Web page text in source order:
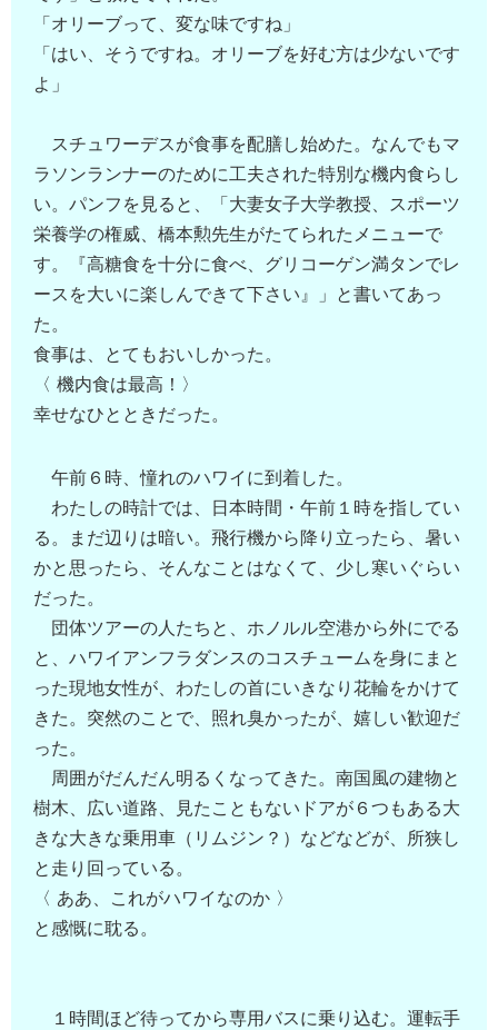
「オリーブって、変な味ですね」
「はい、そうですね。オリーブを好む方は少ないです
よ」
スチュワーデスが食事を配膳し始めた。なんでもマ
ラソンランナーのために工夫された特別な機内食らし
い。パンフを見ると、「大妻女子大学教授、スポーツ
栄養学の権威、橋本勲先生がたてられたメニューで
す。『高糖食を十分に食べ、グリコーゲン満タンでレ
ースを大いに楽しんできて下さい』」と書いてあっ
た。
食事は、とてもおいしかった。
〈 機内食は最高！〉
幸せなひとときだった。
午前６時、憧れのハワイに到着した。
わたしの時計では、日本時間・午前１時を指してい
る。まだ辺りは暗い。飛行機から降り立ったら、暑い
かと思ったら、そんなことはなくて、少し寒いぐらい
だった。
団体ツアーの人たちと、ホノルル空港から外にでる
と、ハワイアンフラダンスのコスチュームを身にまと
った現地女性が、わたしの首にいきなり花輪をかけて
きた。突然のことで、照れ臭かったが、嬉しい歓迎だ
った。
周囲がだんだん明るくなってきた。南国風の建物と
樹木、広い道路、見たこともないドアが６つもある大
きな大きな乗用車（リムジン？）などなどが、所狭し
と走り回っている。
〈 ああ、これがハワイなのか 〉
と感慨に耽る。
１時間ほど待ってから専用バスに乗り込む。運転手